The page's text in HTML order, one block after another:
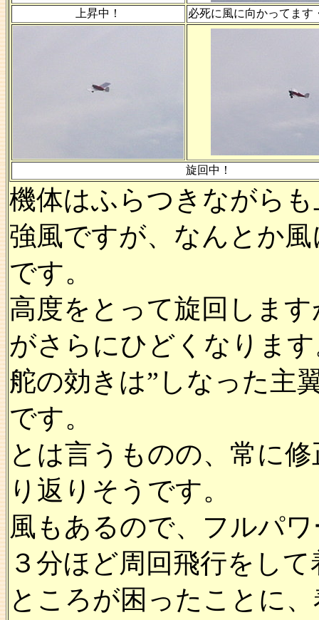
上昇中！ 必死に風に向かってます
旋回中！
機体はふらつきながら
強風ですが、なんとか
です。
高度をとって旋回しま
がさらにひどくなりま
舵の効きは”しなった主
です。
とは言うものの、常に
り返りそうです。
風もあるので、フルパ
３分ほど周回飛行をし
ところが困ったことに